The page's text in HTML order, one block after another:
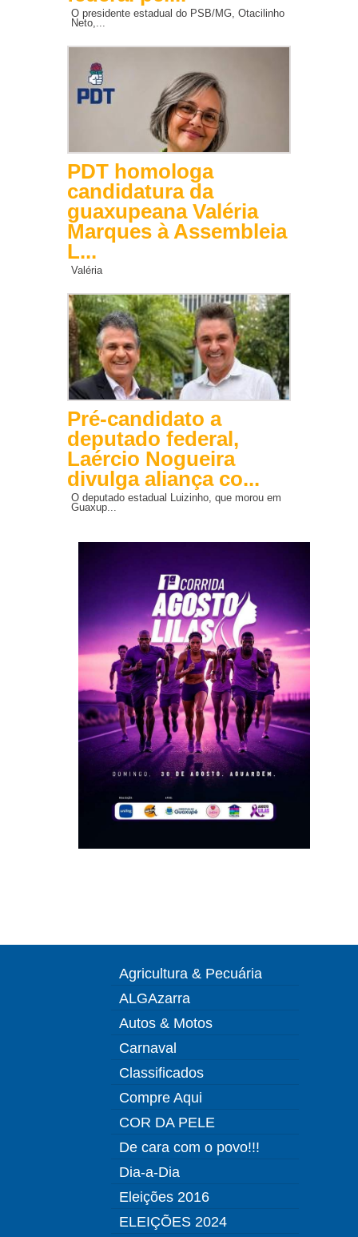
O presidente estadual do PSB/MG, Otacilinho
Neto,...
PDT homologa
candidatura da
guaxupeana Valéria
Marques à Assembleia
L...
Valéria
Pré-candidato a
deputado federal,
Laércio Nogueira
divulga aliança co...
O deputado estadual Luizinho, que morou em
Guaxup...
Agricultura & Pecuária
ALGAzarra
Autos & Motos
Carnaval
Classificados
Compre Aqui
COR DA PELE
De cara com o povo!!!
Dia-a-Dia
Eleições 2016
ELEIÇÕES 2024